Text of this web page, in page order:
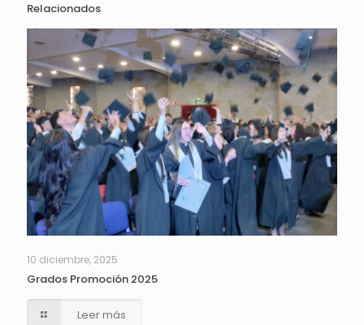
Relacionados
10 diciembre, 2025
Grados Promoción 2025
Leer más